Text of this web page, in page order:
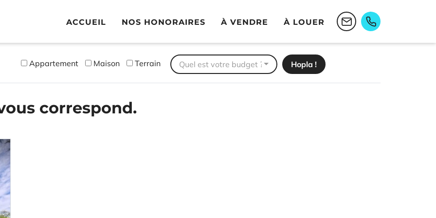
Ensisheim ACCUEIL NOS HONORAIRES À VENDRE À LOUER 03 89 28 08
Appartement Maison Terrain Quel est votre budget ?
correspond.